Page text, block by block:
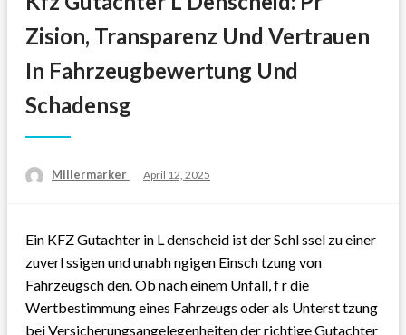
Zision, Transparenz Und Vertrauen
In Fahrzeugbewertung Und
Schadensg
Millermarker
Posted
April 12, 2025
Ein KFZ Gutachter in L denscheid ist der Schl ssel zu einer
zuverl ssigen und unabh ngigen Einsch tzung von
Fahrzeugsch den. Ob nach einem Unfall, f r die
Wertbestimmung eines Fahrzeugs oder als Unterst tzung
bei Versicherungsangelegenheiten der richtige Gutachter